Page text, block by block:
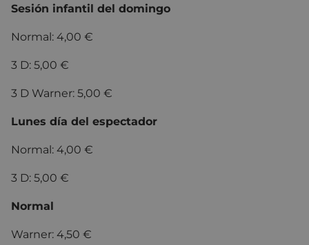
Sesión infantil del domingo
Normal: 4,00 €
3 D: 5,00 €
3 D Warner: 5,00 €
Lunes día del espectador
Normal: 4,00 €
3 D: 5,00 €
Normal
Warner: 4,50 €